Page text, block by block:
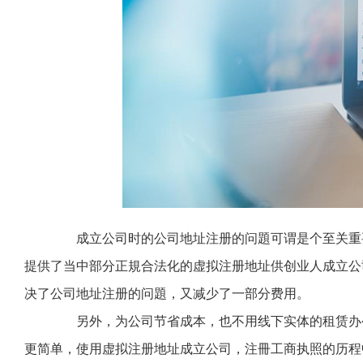
成立公司时的公司地址注册的问題可谓是个至关重
提供了当中部分正規合法化的虚拟注册地址供创业人成立
决了公司地址注册的问題，又减少了一部分费用。
另外，为公司节省成本，也不用线下实体的租赁办
更简单，使用虚拟注册地址成立公司，注冊工商执照的历